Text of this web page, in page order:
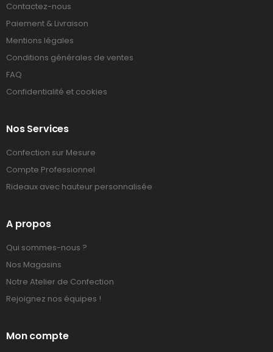
Contactez-nous
Paiement & Livraison
Mentions légales
Conditions générales de ventes
FAQ
Confidentialité et cookies
Nos Services
Confection sur Mesure
Compte Professionnel
Rideaux avec hauteur personnalisée
A propos
Qui sommes-nous ?
Nos Magasins
Notre Atelier de Confection
Rejoignez nos équipes !
Mon compte